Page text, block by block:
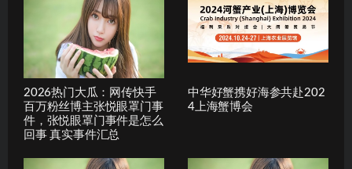
2026热门大瓜：网传快手
百万粉丝博主张悦眼罩门事
件，张悦眼罩门事件是怎么
回事 真实事件汇总
中华好蟹携好海参共赴202
4上海蟹博会